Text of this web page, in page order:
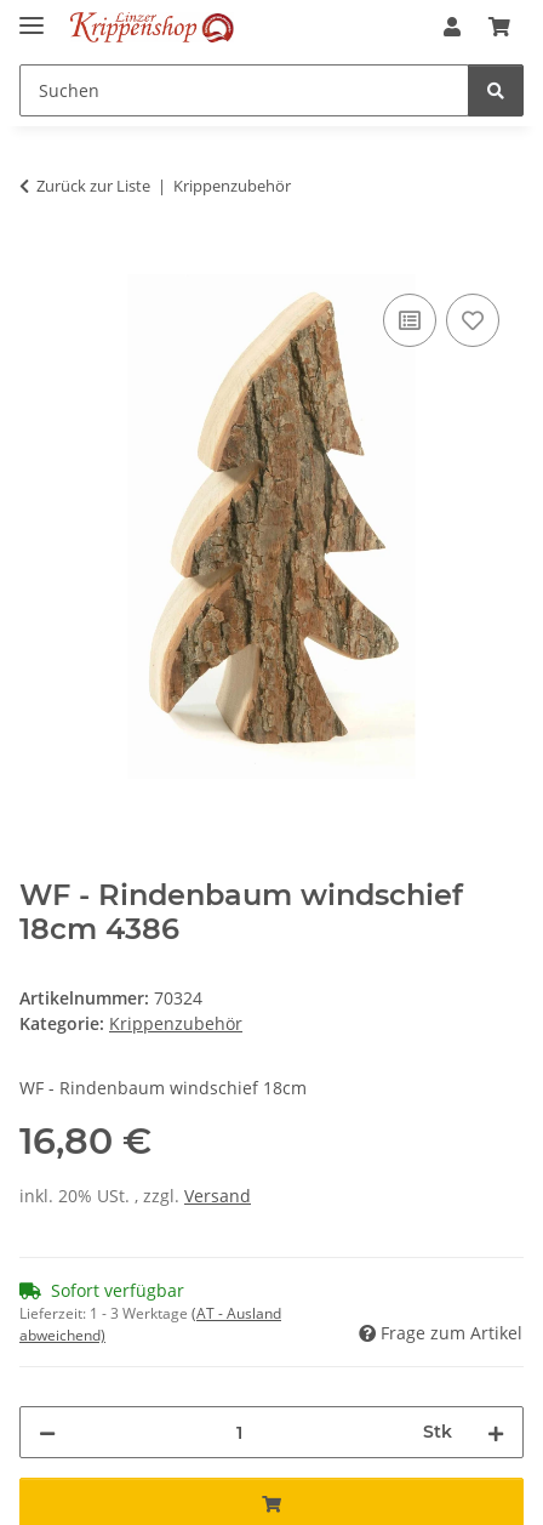
Zurück zur Liste Krippenzubehör
WF - Rindenbaum windschief
18cm 4386
Artikelnummer: 70324
Kategorie: Krippenzubehör
WF - Rindenbaum windschief 18cm
16,80 €
inkl. 20% USt. , zzgl. Versand
Sofort verfügbar
Lieferzeit: 1 - 3 Werktage (AT - Ausland
abweichend)
Frage zum Artikel
Stk